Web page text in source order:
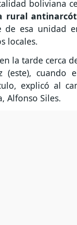
boliviana
rural
de esa unidad
locales.
la tarde cerca
(este),
explicó al
Alfonso Siles.